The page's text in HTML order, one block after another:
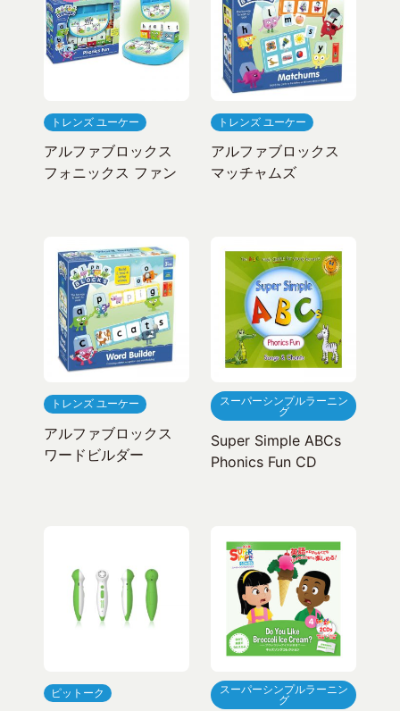
トレンズ ユーケー
アルファブロックス
フォニックス ファン
トレンズ ユーケー
アルファブロックス
マッチャムズ
トレンズ ユーケー
アルファブロックス
ワードビルダー
スーパーシンプルラーニン
グ
Super Simple ABCs
Phonics Fun CD
ピットーク
スーパーシンプルラーニン
グ